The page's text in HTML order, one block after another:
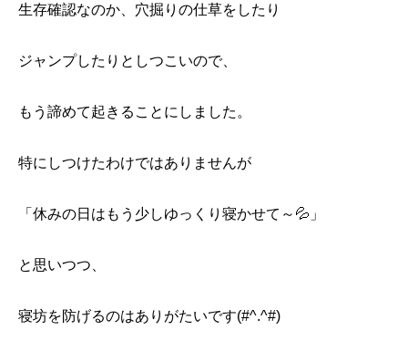
生存確認なのか、穴掘りの仕草をしたり
ジャンプしたりとしつこいので、
もう諦めて起きることにしました。
特にしつけたわけではありませんが
「休みの日はもう少しゆっくり寝かせて～💦」
と思いつつ、
寝坊を防げるのはありがたいです(#^.^#)